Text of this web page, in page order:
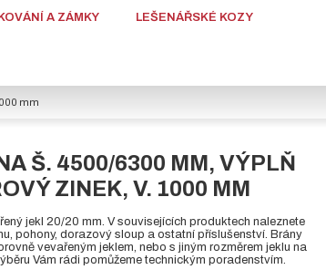
KOVÁNÍ A ZÁMKY LEŠENÁŘSKÉ KOZY
mm
Š. 4500/6300 MM, VÝPLŇ
ZINEK, V. 1000 MM
jekl 20/20 mm. V souvisejících produktech naleznete
pohony, dorazový sloup a ostatní příslušenství. Brány
vevařeným jeklem, nebo s jiným rozměrem jeklu na
Vám rádi pomůžeme technickým poradenstvím.